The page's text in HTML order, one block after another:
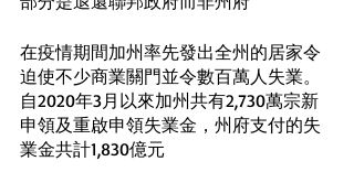
在疫情期間加州率先發出全州的居家令
迫使不少商業關門並令數百萬人失業。
自2020年3月以來加州共有2,730萬宗新
申領及重啟申領失業金，州府支付的失
業金共計1,830億元